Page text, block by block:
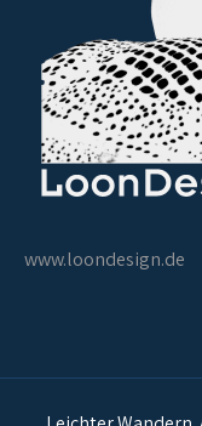
www.loondesign.de